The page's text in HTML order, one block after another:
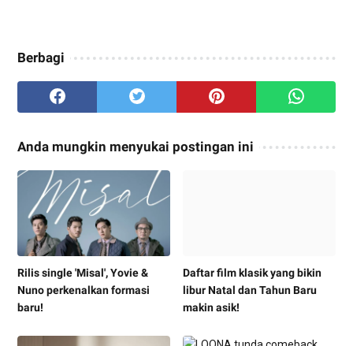
Berbagi
Anda mungkin menyukai postingan ini
Rilis single 'Misal', Yovie &
Nuno perkenalkan formasi
baru!
Daftar film klasik yang bikin
libur Natal dan Tahun Baru
makin asik!